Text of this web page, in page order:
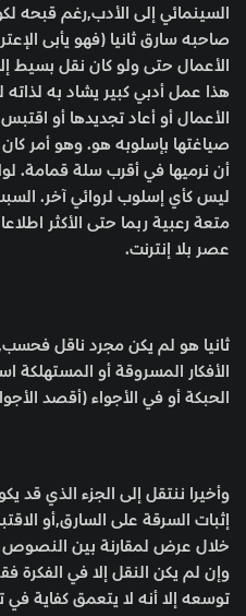
السينمائي إلى الأدب,رغم قبحه
صاحبه سارق ثانيا (فهو يأبى
الأعمال حتى ولو كان نقل بسيط
هذا عمل أدبي كبير يشاد به لذاته
الأعمال أو أعاد تجديدها أو
صياغتها بإسلوبه هو. وهو أمر كان
أن نرميها في أقرب سلة قمامة.
ليس كأي إسلوب لروائي آخر. السبب
متعة رعبية ربما حتى الأكثر
عصر بلا إنترنت.
ثانيا هو لم يكن مجرد ناقل
الأفكار المسروقة أو المستهلكة
الحبكة أو في الأجواء (أقصد
وأخيرا ننتقل إلى الجزء الذي قد
إثبات السرقة على السارق,أو
خلال عرض لمقارنة بين النصوص
وإن لم يكن النقل إلا في الفكرة
توسعه إلا أنه لا يتعمق كفاية في